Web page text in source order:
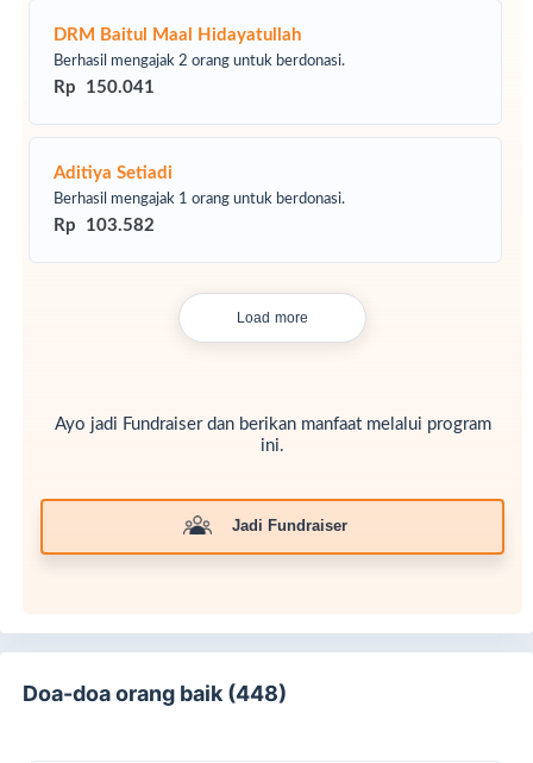
DRM Baitul Maal Hidayatullah
Berhasil mengajak 2 orang untuk berdonasi.
Rp 150.041
Aditiya Setiadi
Berhasil mengajak 1 orang untuk berdonasi.
Rp 103.582
Load more
Ayo jadi Fundraiser dan berikan manfaat melalui program
ini.
Jadi Fundraiser
Doa-doa orang baik (448)